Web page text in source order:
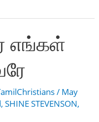
எங்கள்
/ May
,SHINE STEVENSON,